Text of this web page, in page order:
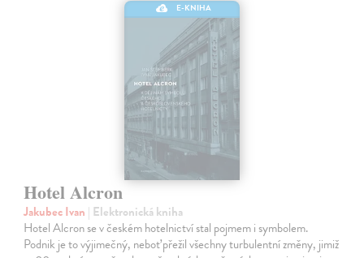
E-KNIHA
Hotel Alcron
Jakubec Ivan | Elektronická kniha
Hotel Alcron se v českém hotelnictví stal pojmem i symbolem.
Podnik je to výjimečný, neboť přežil všechny turbulentní změny, jimiž